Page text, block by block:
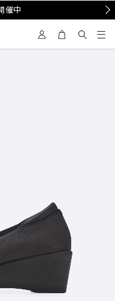
催中